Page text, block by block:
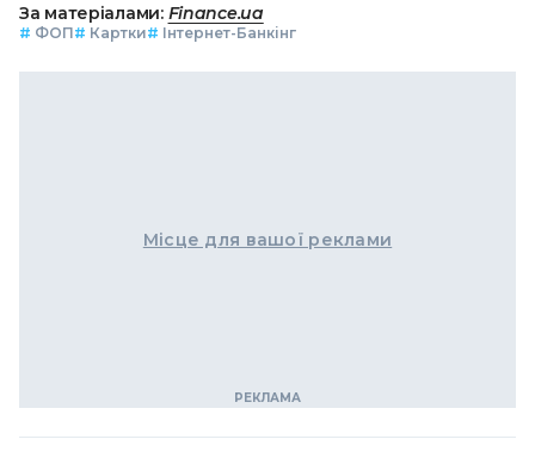
За матеріалами: Finance.ua
# ФОП# Картки# Інтернет-Банкінг
Місце для вашої реклами